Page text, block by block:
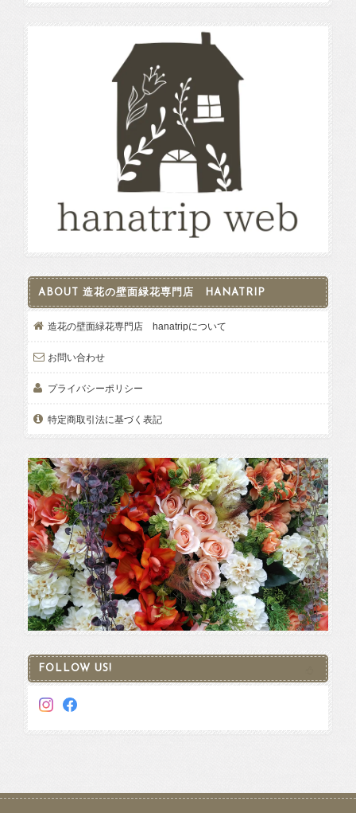
ABOUT 造花の壁面緑花専門店 HANATRIP
造花の壁面緑花専門店 hanatripについて
お問い合わせ
プライバシーポリシー
特定商取引法に基づく表記
FOLLOW US!